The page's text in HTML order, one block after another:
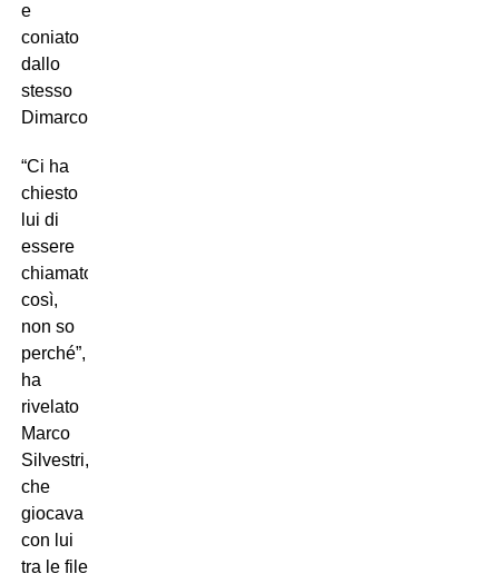
e
coniato
dallo
stesso
Dimarco…
“Ci ha
chiesto
lui di
essere
chiamato
così,
non so
perché”,
ha
rivelato
Marco
Silvestri,
che
giocava
con lui
tra le file